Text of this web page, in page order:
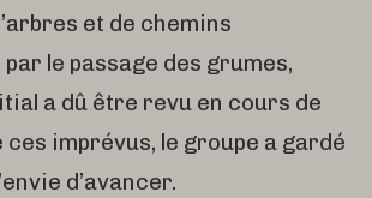
et de chemins
le passage des grumes,
a dû être revu en cours de
imprévus, le groupe a gardé
d’avancer.